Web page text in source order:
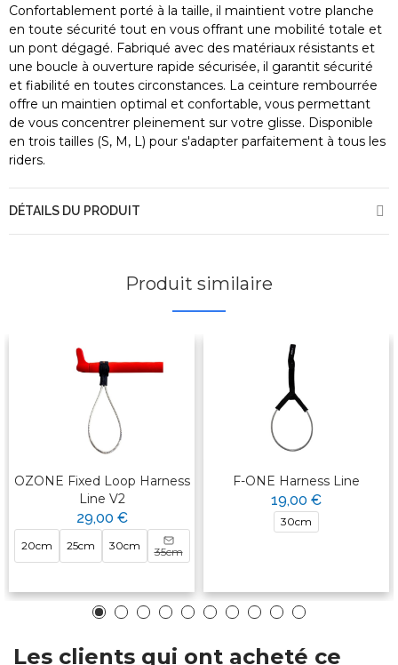
Confortablement porté à la taille, il maintient votre planche
en toute sécurité tout en vous offrant une mobilité totale et
un pont dégagé. Fabriqué avec des matériaux résistants et
une boucle à ouverture rapide sécurisée, il garantit sécurité
et fiabilité en toutes circonstances. La ceinture rembourrée
offre un maintien optimal et confortable, vous permettant
de vous concentrer pleinement sur votre glisse. Disponible
en trois tailles (S, M, L) pour s'adapter parfaitement à tous les
riders.
DÉTAILS DU PRODUIT
Produit similaire
OZONE Fixed Loop Harness
Line V2
29,00 €
20cm 25cm 30cm 35cm
F-ONE Harness Line
19,00 €
30cm
Les clients qui ont acheté ce